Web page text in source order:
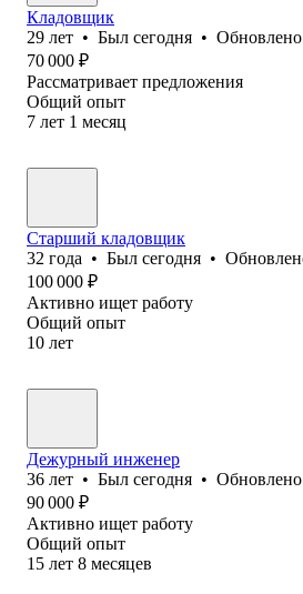
Кладовщик
29 лет • Был сегодня • Обновлено
70 000 ₽
Рассматривает предложения
Общий опыт
7 лет 1 месяц
Старший кладовщик
32 года • Был сегодня •
100 000 ₽
Активно ищет работу
Общий опыт
10 лет
Дежурный инженер
36 лет • Был сегодня • Обновлено
90 000 ₽
Активно ищет работу
Общий опыт
15 лет 8 месяцев